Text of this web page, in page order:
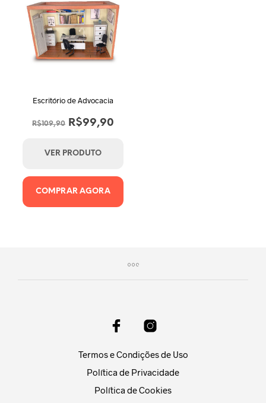
Escritório de Advocacia
R$109,90
O
original
R$109,90.
R$99,90
VER PRODUTO
COMPRAR AGORA
Termos e Condições de Uso
Política de Privacidade
Política de Cookies